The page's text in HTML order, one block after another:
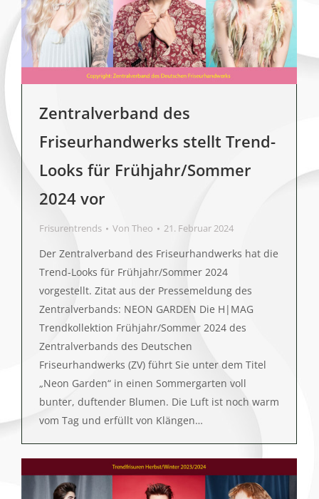
Zentralverband des
Friseurhandwerks stellt Trend-
Looks für Frühjahr/Sommer
2024 vor
Frisurentrends Von Theo 21. Februar 2024
Der Zentralverband des Friseurhandwerks hat die
Trend-Looks für Frühjahr/Sommer 2024
vorgestellt. Zitat aus der Pressemeldung des
Zentralverbands: NEON GARDEN Die H|MAG
Trendkollektion Frühjahr/Sommer 2024 des
Zentralverbands des Deutschen
Friseurhandwerks (ZV) führt Sie unter dem Titel
„Neon Garden“ in einen Sommergarten voll
bunter, duftender Blumen. Die Luft ist noch warm
vom Tag und erfüllt von Klängen…